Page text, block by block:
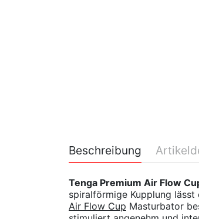
Beschreibung
Tenga Premium Air Flow
spiralförmige Kupplung
Air Flow Cup Masturbator